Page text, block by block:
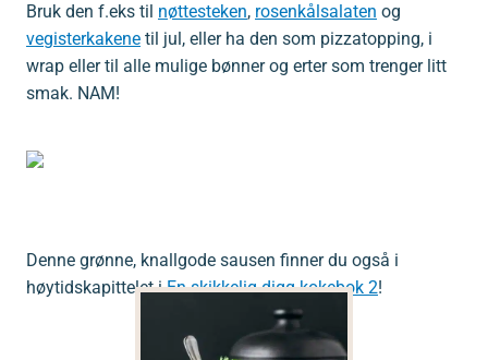
Bruk den f.eks til nøttesteken, rosenkålsalaten og
vegisterkakene til jul, eller ha den som pizzatopping, i
wrap eller til alle mulige bønner og erter som trenger litt
smak. NAM!
Denne grønne, knallgode sausen finner du også i
høytidskapittelet iEn skikkelig digg kokebok 2!